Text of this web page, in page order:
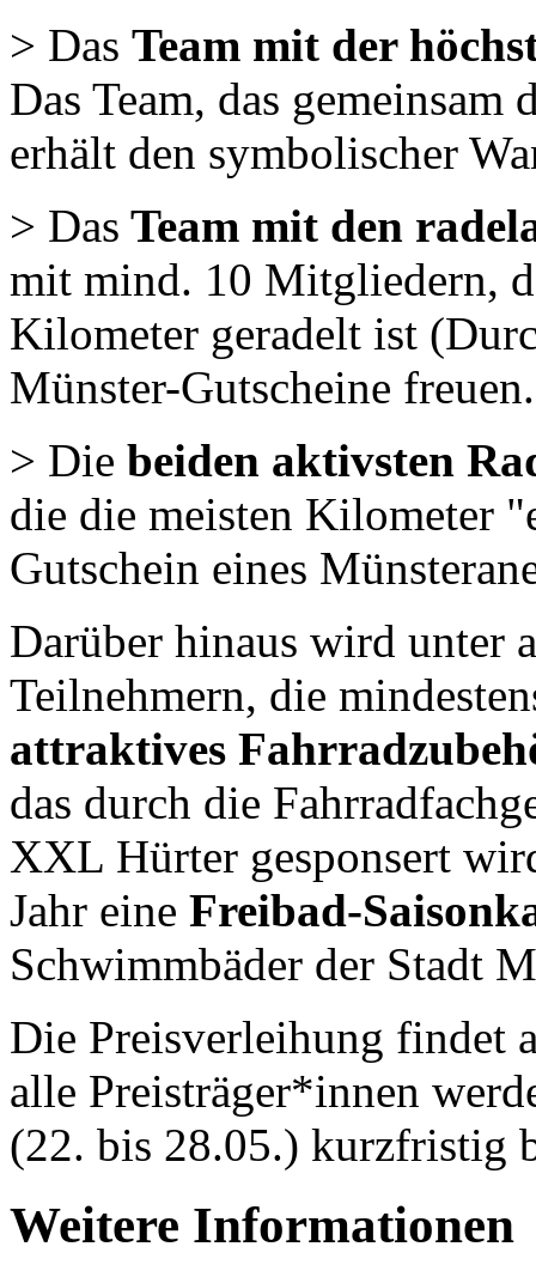
> Das Team mit der
Das Team, das
erhält den symbolischer
> Das Team mit den
mit mind. 10 Mitgliedern,
Kilometer geradelt ist
Münster-Gutscheine freuen.
> Die beiden aktivsten
die die meisten Kilometer
Gutschein eines
Darüber hinaus wird unter
Teilnehmern, die
attraktives
das durch die
XXL Hürter gesponsert
Jahr eine Freibad-
Schwimmbäder der Stadt
Die Preisverleihung findet
alle Preisträger*innen
(22. bis 28.05.) kurzfristig
Weitere Informationen